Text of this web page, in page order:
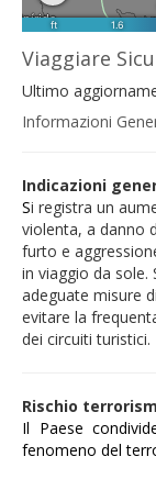
Viaggiare
Ultimo
Informazioni
Indicazioni
Si registra un
violenta, a danno
furto e
in viaggio da sole.
adeguate misure
evitare la
dei circuiti turistici.
Rischio
Il Paese
fenomeno del